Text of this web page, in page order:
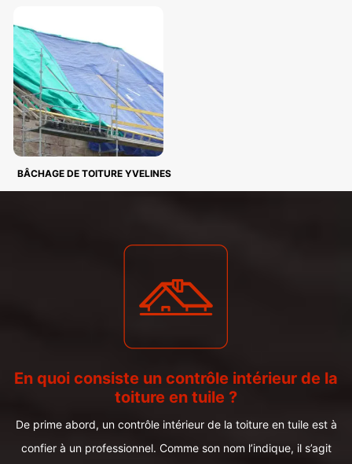
BÂCHAGE DE TOITURE YVELINES
En quoi consiste un contrôle intérieur de la
toiture en tuile ?
De prime abord, un contrôle intérieur de la toiture en tuile est à
confier à un professionnel. Comme son nom l’indique, il s’agit